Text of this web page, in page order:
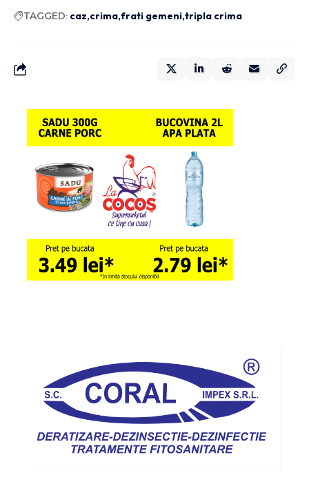
TAGGED: caz crima frati gemeni tripla crima